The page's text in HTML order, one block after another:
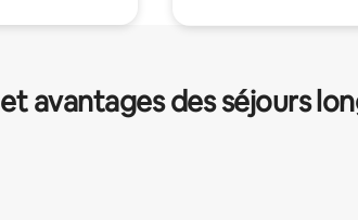
avantages des séjours